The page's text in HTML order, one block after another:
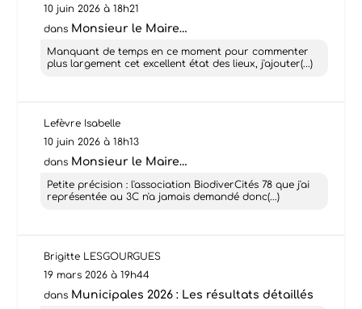
10 juin 2026 à 18h21
dans Monsieur le Maire…
Manquant de temps en ce moment pour commenter
plus largement cet excellent état des lieux, j'ajouter(...)
Lefèvre Isabelle
10 juin 2026 à 18h13
dans Monsieur le Maire…
Petite précision : l'association BiodiverCités 78 que j'ai
représentée au 3C n'a jamais demandé donc(...)
Brigitte LESGOURGUES
19 mars 2026 à 19h44
dans Municipales 2026 : Les résultats détaillés